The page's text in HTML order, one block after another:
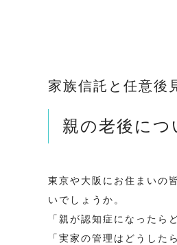
家族信託と任意後
親の老後につ
東京や大阪にお住まいの
いでしょうか。
「親が認知症になったら
「実家の管理はどうした